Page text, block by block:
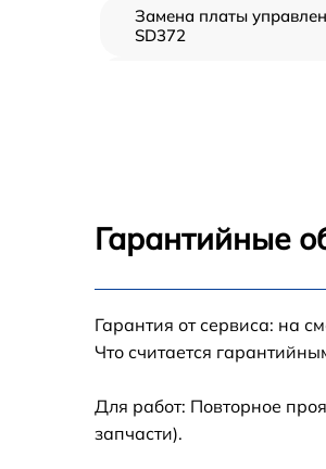
Замена платы
SD372
Ремонт волновода
NN-SD372
Замена блока
Гарантийные
Гарантия от сервиса: на
Что считается
Для работ: Повторное
запчасти).